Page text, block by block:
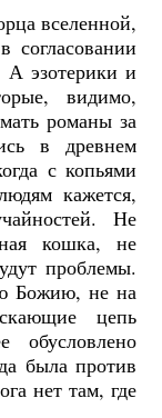
вселенной,
А эзотерики и
видимо,
романы за
в древнем
с копьями
кажется,
Не
кошка, не
проблемы.
Божию, не на
цепь
обусловлено
была против
нет там, где